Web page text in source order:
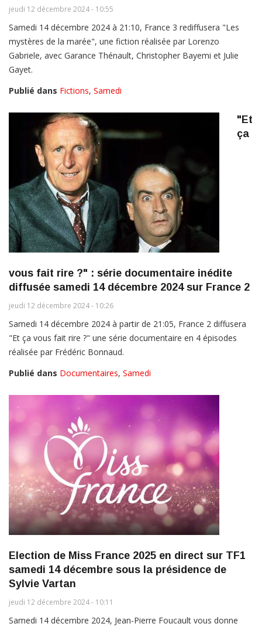
jeudi 12 décembre 2024 - 10:55
Samedi 14 décembre 2024 à 21:10, France 3 rediffusera "Les
mystères de la marée", une fiction réalisée par Lorenzo
Gabriele, avec Garance Thénault, Christopher Bayemi et Julie
Gayet.
Publié dans Fictions, Samedi
"Et
ça
vous fait rire ?" : série documentaire inédite
diffusée samedi 14 décembre 2024 sur France 2
jeudi 12 décembre 2024 - 10:26
Samedi 14 décembre 2024 à partir de 21:05, France 2 diffusera
"Et ça vous fait rire ?" une série documentaire en 4 épisodes
réalisée par Frédéric Bonnaud.
Publié dans Documentaires, Samedi
Election de Miss France 2025 en direct sur TF1
samedi 14 décembre sous la présidence de
Sylvie Vartan
jeudi 12 décembre 2024 - 10:11
Samedi 14 décembre 2024, Jean-Pierre Foucault vous donne